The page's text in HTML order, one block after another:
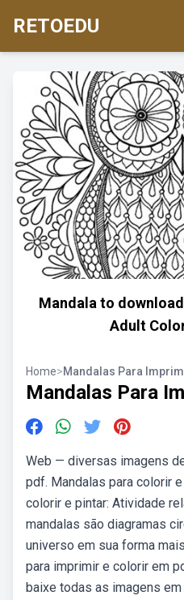
RETOEDU
Mandala to
Adult
Home>Mandalas Para
Mandalas Para
Web — diversas imagens
pdf. Mandalas para colorir
colorir e pintar: Atividade
mandalas são diagramas
universo em sua forma
para imprimir e colorir em
baixe todas as imagens